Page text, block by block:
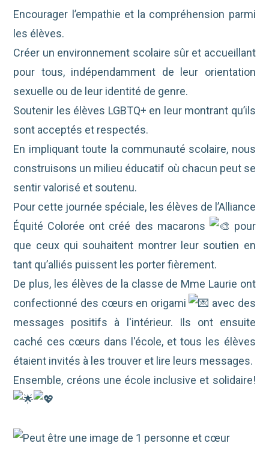
Encourager l’empathie et la compréhension parmi
les élèves.
Créer un environnement scolaire sûr et accueillant
pour tous, indépendamment de leur orientation
sexuelle ou de leur identité de genre.
Soutenir les élèves LGBTQ+ en leur montrant qu’ils
sont acceptés et respectés.
En impliquant toute la communauté scolaire, nous
construisons un milieu éducatif où chacun peut se
sentir valorisé et soutenu.
Pour cette journée spéciale, les élèves de l’Alliance
Équité Colorée ont créé des macarons
pour
que ceux qui souhaitent montrer leur soutien en
tant qu’alliés puissent les porter fièrement.
De plus, les élèves de la classe de Mme Laurie ont
confectionné des cœurs en origami
avec des
messages positifs à l'intérieur. Ils ont ensuite
caché ces cœurs dans l'école, et tous les élèves
étaient invités à les trouver et lire leurs messages.
Ensemble, créons une école inclusive et solidaire!